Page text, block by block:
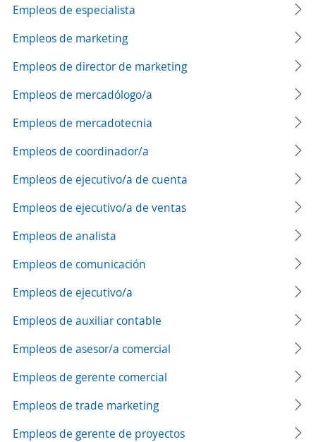
Empleos de especialista
Empleos de marketing
Empleos de director de marketing
Empleos de mercadólogo/a
Empleos de mercadotecnia
Empleos de coordinador/a
Empleos de ejecutivo/a de cuenta
Empleos de ejecutivo/a de ventas
Empleos de analista
Empleos de comunicación
Empleos de ejecutivo/a
Empleos de auxiliar contable
Empleos de asesor/a comercial
Empleos de gerente comercial
Empleos de trade marketing
Empleos de gerente de proyectos